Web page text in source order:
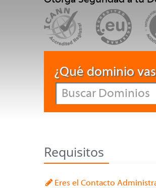
¿Qué dominio
Requisitos
Eres el Contacto